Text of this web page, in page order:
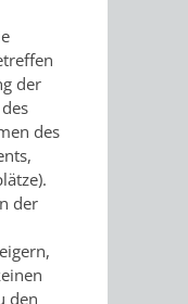
der
des
der
den